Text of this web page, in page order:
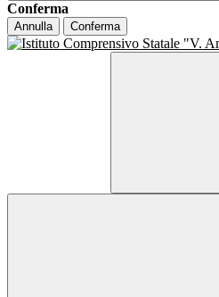
Conferma
Annulla Conferma